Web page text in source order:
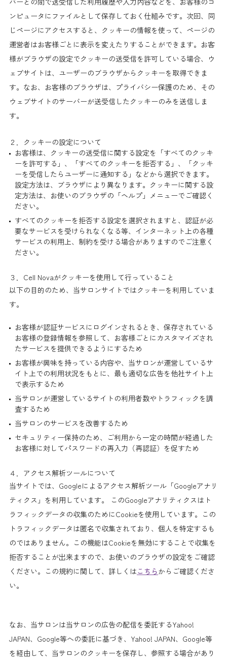
ンピュータにファイルとして保存しておく仕組みです。次回、同
じページにアクセスすると、クッキーの情報を使って、ページの
運営者はお客様ごとに表示を変えたりすることができます。お客
様がブラウザの設定でクッキーの送受信を許可している場合、ウ
ェブサイトは、ユーザーのブラウザからクッキーを取得できま
す。なお、お客様のブラウザは、プライバシー保護のため、その
ウェブサイトのサーバーが送受信したクッキーのみを送信しま
す。
２．クッキーの設定について
お客様は、クッキーの送受信に関する設定を「すべてのクッキ
ーを許可する」、「すべてのクッキーを拒否する」、「クッキ
ーを受信したらユーザーに通知する」などから選択できます。
設定方法は、ブラウザにより異なります。クッキーに関する設
定方法は、お使いのブラウザの「ヘルプ」メニューでご確認く
ださい。
すべてのクッキーを拒否する設定を選択されますと、認証が必
要なサービスを受けられなくなる等、インターネット上の各種
サービスの利用上、制約を受ける場合がありますのでご注意く
ださい。
３．Cell Novaがクッキーを使用して行っていること
以下の目的のため、当サロンサイトではクッキーを利用していま
す。
お客様が認証サービスにログインされるとき、保存されている
お客様の登録情報を参照して、お客様ごとにカスタマイズされ
たサービスを提供できるようにするため
お客様が興味を持っている内容や、当サロンが運営しているサ
イト上での利用状況をもとに、最も適切な広告を他社サイト上
で表示するため
当サロンが運営しているサイトの利用者数やトラフィックを調
査するため
当サロンのサービスを改善するため
セキュリティー保持のため、ご利用から一定の時間が経過した
お客様に対してパスワードの再入力（再認証）を促すため
４．アクセス解析ツールについて
当サイトでは、Googleによるアクセス解析ツール「Googleアナリ
ティクス」を利用しています。 このGoogleアナリティクスはト
ラフィックデータの収集のためにCookieを使用しています。この
トラフィックデータは匿名で収集されており、個人を特定するも
のではありません。この機能はCookieを無効にすることで収集を
拒否することが出来ますので、お使いのブラウザの設定をご確認
ください。この規約に関して、詳しくはこちらからご確認くださ
い。
なお、当サロンは当サロンの広告の配信を委託するYahoo!
JAPAN、Google等への委託に基づき、Yahoo! JAPAN、Google等
を経由して、当サロンのクッキーを保存し、参照する場合があり